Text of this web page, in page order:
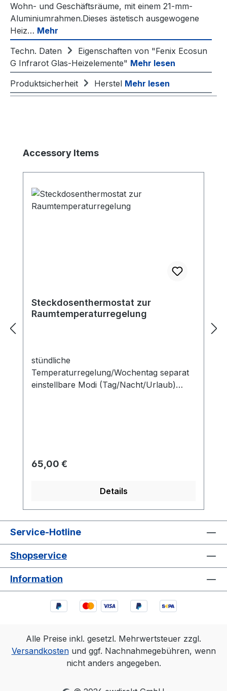
Wohn- und Geschäftsräume, mit einem 21-mm-
Aluminiumrahmen.Dieses ästetisch ausgewogene
Heiz… Mehr
Techn. Daten
Eigenschaften von "Fenix Ecosun
G Infrarot Glas-Heizelemente" Mehr lesen
Produktsicherheit
Herstel Mehr lesen
Produktgalerie überspringen
Accessory Items
Steckdosenthermostat zur
Raumtemperaturregelung
stündliche
Temperaturregelung/Wochentag separat
einstellbare Modi (Tag/Nacht/Urlaub)
Regulärer Preis:
65,00 €
Details
Service-Hotline
Shopservice
Information
Alle Preise inkl. gesetzl. Mehrwertsteuer zzgl.
Versandkostenund ggf. Nachnahmegebühren, wenn
nicht anders angegeben.